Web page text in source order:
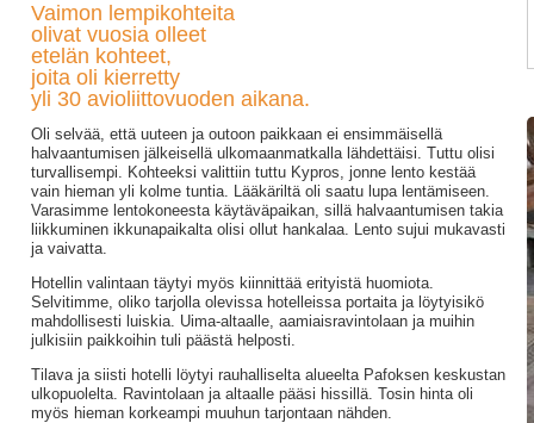
Vaimon lempikohteita
olivat vuosia olleet
etelän kohteet,
joita oli kierretty
yli 30 avioliittovuoden aikana.
Oli selvää, että uuteen ja outoon paikkaan ei ensimmäisellä
halvaantumisen jälkeisellä ulkomaanmatkalla lähdettäisi. Tuttu olisi
turvallisempi. Kohteeksi valittiin tuttu Kypros, jonne lento kestää
vain hieman yli kolme tuntia. Lääkäriltä oli saatu lupa lentämiseen.
Varasimme lentokoneesta käytäväpaikan, sillä halvaantumisen takia
liikkuminen ikkunapaikalta olisi ollut hankalaa. Lento sujui mukavasti
ja vaivatta.
Hotellin valintaan täytyi myös kiinnittää erityistä huomiota.
Selvitimme, oliko tarjolla olevissa hotelleissa portaita ja löytyisikö
mahdollisesti luiskia. Uima-altaalle, aamiaisravintolaan ja muihin
julkisiin paikkoihin tuli päästä helposti.
Tilava ja siisti hotelli löytyi rauhalliselta alueelta Pafoksen keskustan
ulkopuolelta. Ravintolaan ja altaalle pääsi hissillä. Tosin hinta oli
myös hieman korkeampi muuhun tarjontaan nähden.